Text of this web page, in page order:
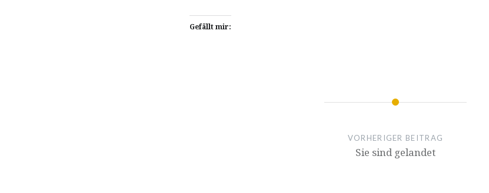
Gefällt mir:
VORHERIGER BEITRAG
Sie sind gelandet